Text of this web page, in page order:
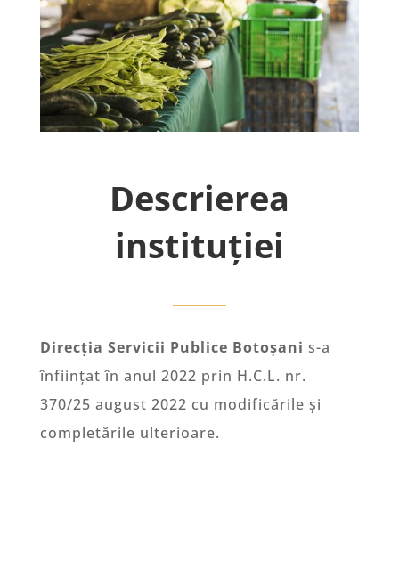
Descrierea
instituției
Direcția Servicii Publice Botoșani s-a
înființat în anul 2022 prin H.C.L. nr.
370/25 august 2022 cu modificările și
completările ulterioare.